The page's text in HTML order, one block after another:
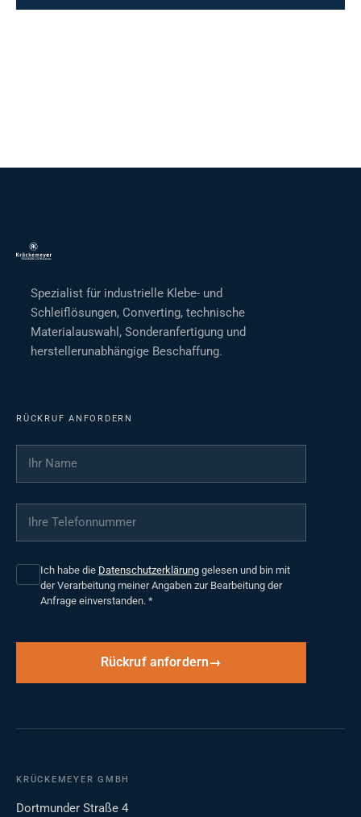
Spezialist für industrielle Klebe- und
Schleiflösungen, Converting, technische
Materialauswahl, Sonderanfertigung und
herstellerunabhängige Beschaffung.
RÜCKRUF ANFORDERN
Ihr Name
Ihre Telefonnummer
Ich habe die Datenschutzerklärung gelesen und bin mit
der Verarbeitung meiner Angaben zur Bearbeitung der
Anfrage einverstanden. *
Rückruf anfordern
KRÜCKEMEYER GMBH
Dortmunder Straße 4